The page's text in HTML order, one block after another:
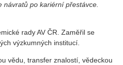
návratů po kariérní přestávce.
rady AV ČR. Zaměřil se
výzkumných institucí.
vědu, transfer znalostí, vědeckou